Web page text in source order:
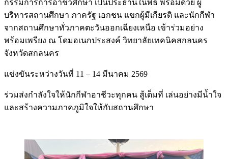
กรรมการการอาชีวศึกษา เป็นประธานในพิธี พร้อมด้วย ผู้
บริหารสถานศึกษา ภาครัฐ เอกชน แขกผู้มีเกียรติ และนักกีฬา
จากสถานศึกษาทั่วภาคตะวันออกเฉียงเหนือ เข้าร่วมอย่าง
พร้อมเพรียง ณ โดมอเนกประสงค์ วิทยาลัยเทคนิคสกลนคร
จังหวัดสกลนคร
แข่งขันระหว่างวันที่ 11 – 14 มีนาคม 2569
ร่วมส่งกำลังใจให้นักกีฬาอาชีวะทุกคน สู้เต็มที่ เล่นอย่างมีน้ำใจ
และสร้างความภาคภูมิใจให้กับสถานศึกษา